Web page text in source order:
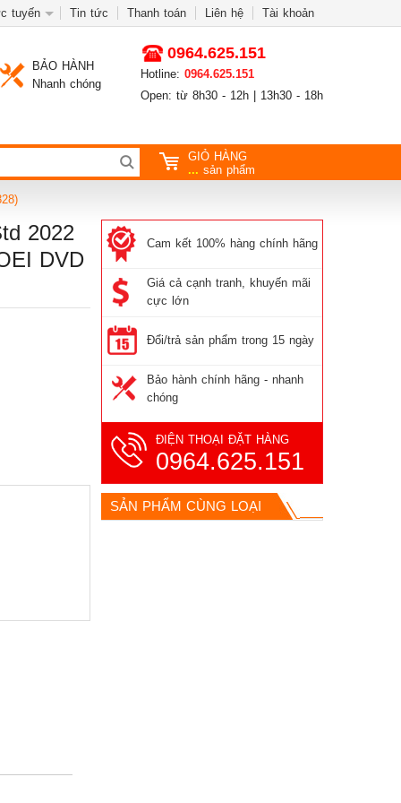
tuyến Tin tức Thanh toán Liên hệ Tài khoản
BẢO HÀNH
Nhanh chóng
0964.625.151
Hotline: 0964.625.151
Open: từ 8h30 - 12h | 13h30 - 18h
GIỎ HÀNG
... sản phẩm
2022
DVD
Cam kết 100% hàng chính hãng
Giá cả cạnh tranh, khuyến mãi
cực lớn
Đổi/trả sản phẩm trong 15 ngày
Bảo hành chính hãng - nhanh
chóng
ĐIỆN THOẠI ĐẶT HÀNG
0964.625.151
SẢN PHẨM CÙNG LOẠI